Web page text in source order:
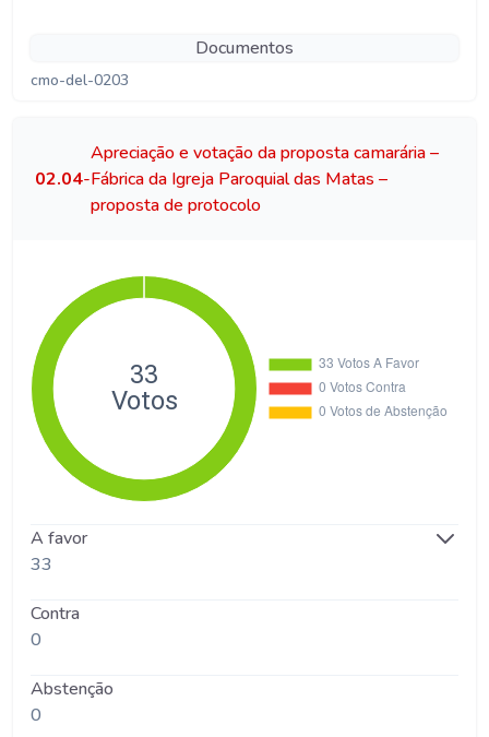
Documentos
cmo-del-0203
02.04-
Apreciação e votação da proposta camarária –
Fábrica da Igreja Paroquial das Matas –
proposta de protocolo
A favor
33
Contra
0
Abstenção
0